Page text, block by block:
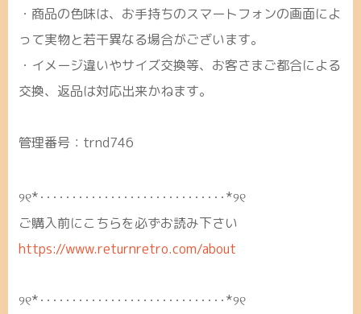
・商品の色味は、お手持ちのスマートフォンの画面によ
って実物と若干異なる場合がございます。
・イメージ違いやサイズ交換等、お客さまご都合による
交換、返品は対応出来かねます。
管理番号：trnd746
୨୧*･････････････････････････････*୨୧
ご購入前にこちらを必ずお読み下さい
https://www.returnretro.com/about
୨୧*･････････････････････････････*୨୧